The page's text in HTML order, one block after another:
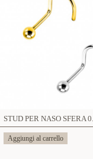
Aggiungi al carrello